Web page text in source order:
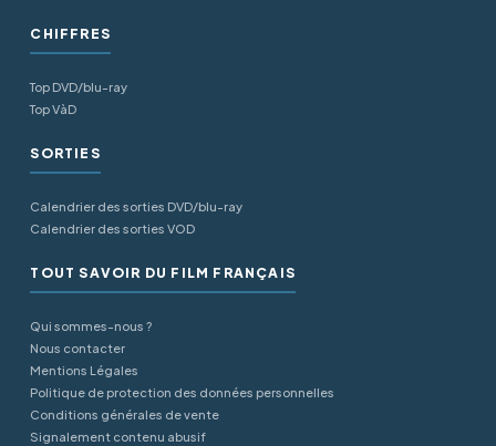
CHIFFRES
Top DVD/blu-ray
Top VàD
SORTIES
Calendrier des sorties DVD/blu-ray
Calendrier des sorties VOD
TOUT SAVOIR DU FILM FRANÇAIS
Qui sommes-nous ?
Nous contacter
Mentions Légales
Politique de protection des données personnelles
Conditions générales de vente
Signalement contenu abusif